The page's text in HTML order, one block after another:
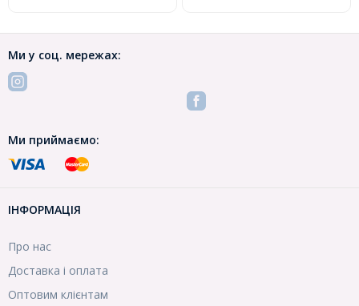
Ми у соц. мережах:
Ми приймаємо:
ІНФОРМАЦІЯ
Про нас
Доставка і оплата
Оптовим клієнтам